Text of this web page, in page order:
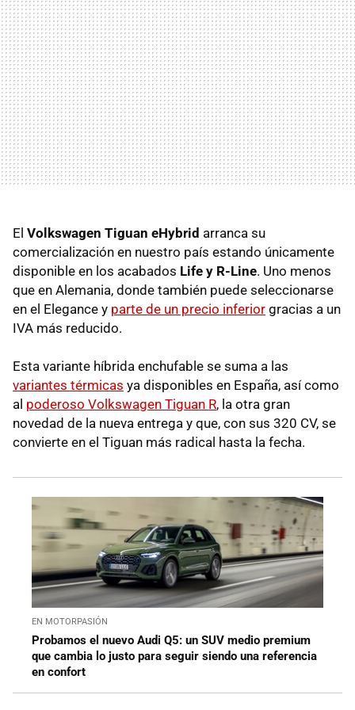
El Volkswagen Tiguan eHybrid arranca su
comercialización en nuestro país estando únicamente
disponible en los acabados Life y R-Line. Uno menos
que en Alemania, donde también puede seleccionarse
en el Elegance y parte de un precio inferior gracias a un
IVA más reducido.
Esta variante híbrida enchufable se suma a las
variantes térmicas ya disponibles en España, así como
al poderoso Volkswagen Tiguan R, la otra gran
novedad de la nueva entrega y que, con sus 320 CV, se
convierte en el Tiguan más radical hasta la fecha.
EN MOTORPASIÓN
Probamos el nuevo Audi Q5: un SUV medio premium
que cambia lo justo para seguir siendo una referencia
en confort